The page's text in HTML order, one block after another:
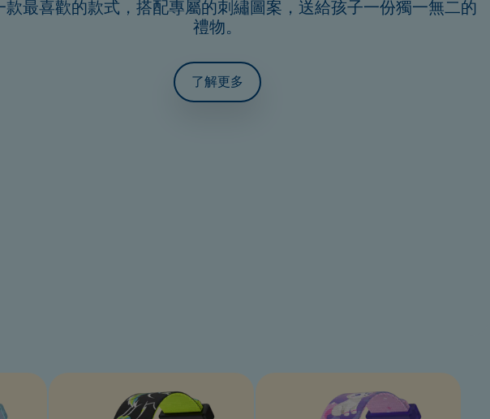
款最喜歡的款式，搭配專屬的刺繡圖案，送給孩子一份獨一無二的
禮物。
了解更多